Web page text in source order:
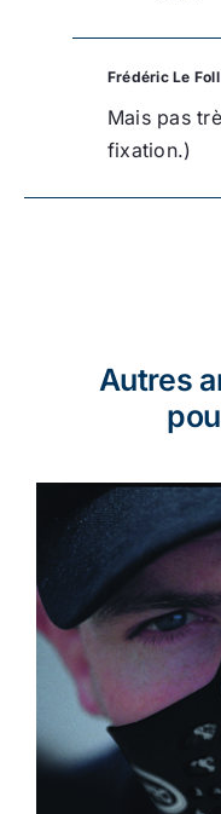
Frédéric Le Foll
Mais pas
fixation.)
Autres